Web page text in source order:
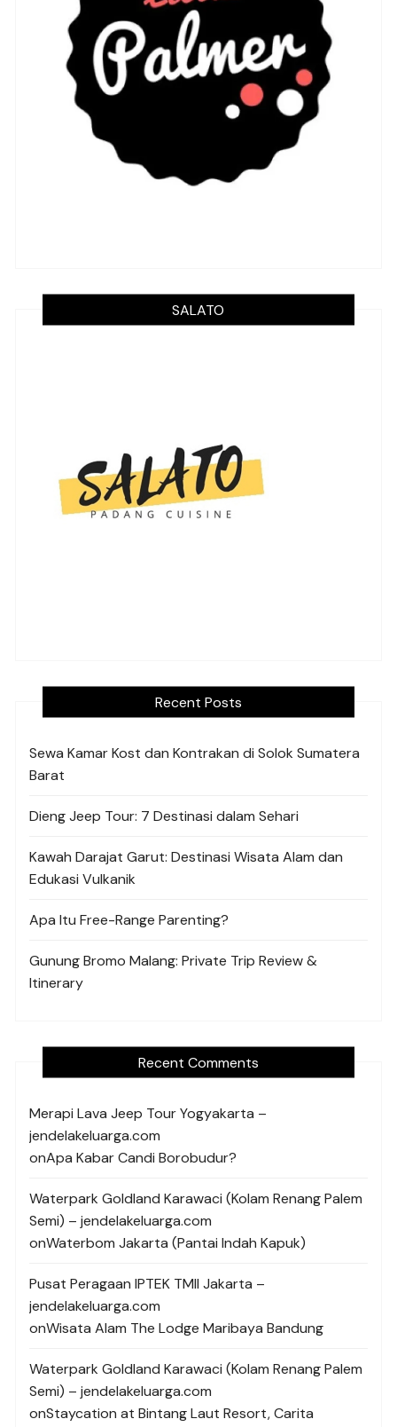
SALATO
Recent Posts
Sewa Kamar Kost dan Kontrakan di Solok Sumatera
Barat
Dieng Jeep Tour: 7 Destinasi dalam Sehari
Kawah Darajat Garut: Destinasi Wisata Alam dan
Edukasi Vulkanik
Apa Itu Free-Range Parenting?
Gunung Bromo Malang: Private Trip Review &
Itinerary
Recent Comments
Merapi Lava Jeep Tour Yogyakarta –
jendelakeluarga.com
onApa Kabar Candi Borobudur?
Waterpark Goldland Karawaci (Kolam Renang Palem
Semi) – jendelakeluarga.com
onWaterbom Jakarta (Pantai Indah Kapuk)
Pusat Peragaan IPTEK TMII Jakarta –
jendelakeluarga.com
onWisata Alam The Lodge Maribaya Bandung
Waterpark Goldland Karawaci (Kolam Renang Palem
Semi) – jendelakeluarga.com
onStaycation at Bintang Laut Resort, Carita